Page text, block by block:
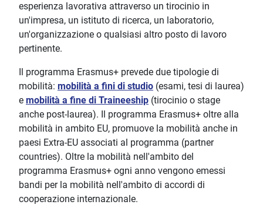
esperienza lavorativa attraverso un tirocinio in
un'impresa, un istituto di ricerca, un laboratorio,
un'organizzazione o qualsiasi altro posto di lavoro
pertinente.
Il programma Erasmus+ prevede due tipologie di
mobilità: mobilità a fini di studio (esami, tesi di laurea)
e mobilità a fine di Traineeship (tirocinio o stage
anche post-laurea). Il programma Erasmus+ oltre alla
mobilità in ambito EU, promuove la mobilità anche in
paesi Extra-EU associati al programma (partner
countries). Oltre la mobilità nell'ambito del
programma Erasmus+ ogni anno vengono emessi
bandi per la mobilità nell'ambito di accordi di
cooperazione internazionale.